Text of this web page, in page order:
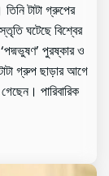
টাটা গ্রুপের
ঘটেছে বিশ্বের
পুরষ্কার ও
গ্রুপ ছাড়ার আগে
পারিবারিক